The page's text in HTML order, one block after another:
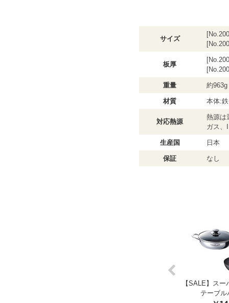
サイズ
板厚
重量 約963g
材質 本体:
対応熱源
熱源は
ガス、
生産国 日本
保証 なし
【SALE】ス
テーブ